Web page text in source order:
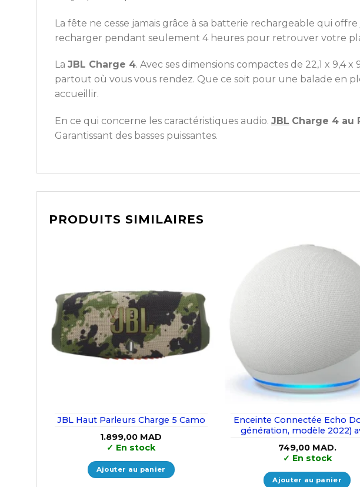
La fête ne cesse jamais grâce à sa batterie rechargeable qui
recharger pendant seulement 4 heures pour retrouver votre
La JBL Charge 4. Avec ses dimensions compactes de 22,1 x
partout où vous vous rendez. Que ce soit pour une balade en
accueillir.
En ce qui concerne les caractéristiques audio. JBL Charge 4 au
Garantissant des basses puissantes.
PRODUITS SIMILAIRES
JBL Haut Parleurs Charge 5 Camo
1.899,00 MAD
✓ En stock
Ajouter au panier
Enceinte Connectée Echo
génération, modèle 2022)
gris
749,00 MAD.
✓ En stock
Ajouter au panier